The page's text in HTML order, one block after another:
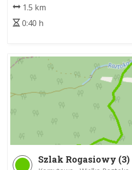
1.5 km
0:40 h
Szlak Rogasiowy (3)